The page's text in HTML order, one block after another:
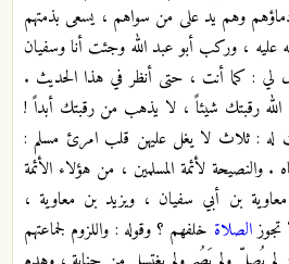
دماؤهم وهم يد على من سواهم ، يسعى بذمتهم
، وركب أبو عبد الله وجئت أنا وسفيان
لي : كما أنت ، حتى أنظر في هذا الحديث .
الله رقبتك شيئاً ، لا يذهب من رقبتك أبداً !
: ثلاث لا يغل عليهن قلب امرئ مسلم :
لأئمة المسلمين ، من هؤلاء الأئمة
بن أبي سفيان ، ويزيد بن معاوية ،
تجوزالصلاة خلفهم ؟ وقوله : واللزوم لجماعتهم